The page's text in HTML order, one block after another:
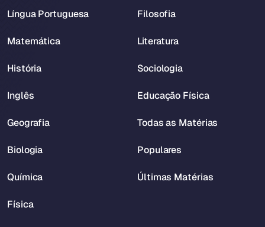
Língua Portuguesa
Matemática
História
Inglês
Geografia
Biologia
Química
Física
Filosofia
Literatura
Sociologia
Educação Física
Todas as Matérias
Populares
Últimas Matérias